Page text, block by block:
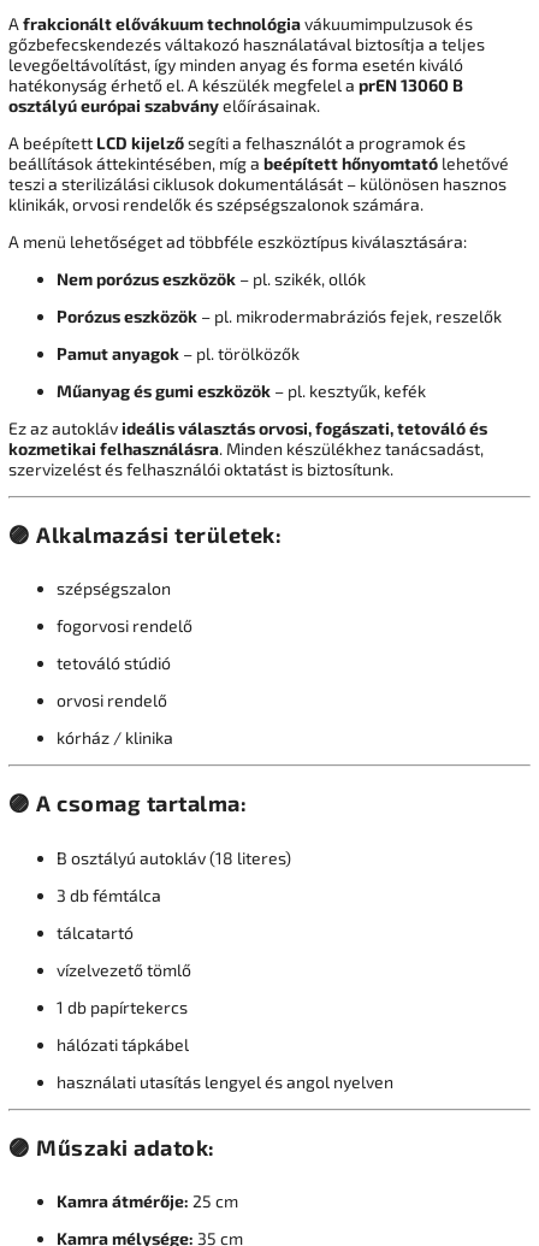
A frakcionált elővákuum technológiavákuumimpulzusok és
gőzbefecskendezés váltakozó használatával biztosítja a teljes
levegőeltávolítást, így minden anyag és forma esetén kiváló
hatékonyság érhető el. A készülék megfelel a prEN 13060 B
osztályú európai szabványelőírásainak.
A beépített LCD kijelzősegíti a felhasználót a programok és
beállítások áttekintésében, míg a beépített hőnyomtató lehetővé
teszi a sterilizálási ciklusok dokumentálását – különösen hasznos
klinikák, orvosi rendelők és szépségszalonok számára.
A menü lehetőséget ad többféle eszköztípus kiválasztására:
Nem porózus eszközök – pl. szikék, ollók
Porózus eszközök – pl. mikrodermabráziós fejek, reszelők
Pamut anyagok – pl. törölközők
Műanyag és gumi eszközök – pl. kesztyűk, kefék
Ez az autoklávideális választás orvosi, fogászati, tetováló és
kozmetikai felhasználásra. Minden készülékhez tanácsadást,
szervizelést és felhasználói oktatást is biztosítunk.
🟣 Alkalmazási területek:
szépségszalon
fogorvosi rendelő
tetováló stúdió
orvosi rendelő
kórház / klinika
🟣 A csomag tartalma:
B osztályú autokláv (18 literes)
3 db fémtálca
tálcatartó
vízelvezető tömlő
1 db papírtekercs
hálózati tápkábel
használati utasítás lengyel és angol nyelven
🟣 Műszaki adatok:
Kamra átmérője: 25 cm
Kamra mélysége: 35 cm